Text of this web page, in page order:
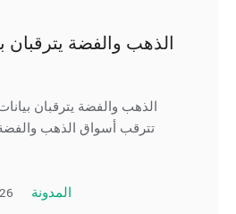
الذهب والفضة يترقبان
الذهب والفضة يترقبان
تترقب أسواق الذهب
المدونة